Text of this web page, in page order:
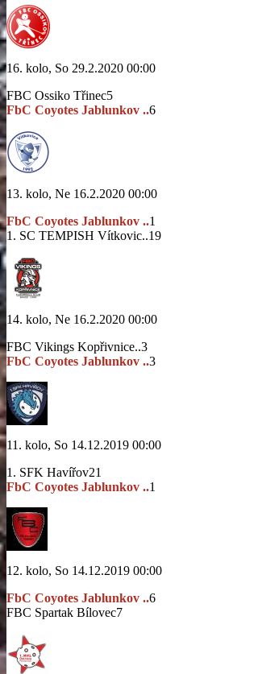
16. kolo, So 29.2.2020 00:00
FBC Ossiko Třinec5
FbC Coyotes Jablunkov ..6
13. kolo, Ne 16.2.2020 00:00
FbC Coyotes Jablunkov ..1
1. SC TEMPISH Vítkovic..19
14. kolo, Ne 16.2.2020 00:00
FBC Vikings Kopřivnice..3
FbC Coyotes Jablunkov ..3
11. kolo, So 14.12.2019 00:00
1. SFK Havířov21
FbC Coyotes Jablunkov ..1
12. kolo, So 14.12.2019 00:00
FbC Coyotes Jablunkov ..6
FBC Spartak Bílovec7